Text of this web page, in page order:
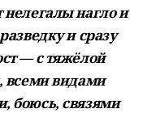
нагло и
и сразу
— с тяжёлой
всеми видами
боюсь, связями